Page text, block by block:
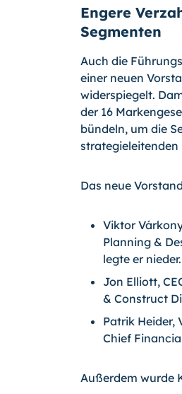
Engere
Segmenten
Auch die
einer neuen
widerspiegelt.
der 16
bündeln, um die
strategieleitenden
Das neue
Viktor
Planning &
legte er nieder.
Jon Elliott,
& Construct
Patrik Heider,
Chief
Außerdem wurde